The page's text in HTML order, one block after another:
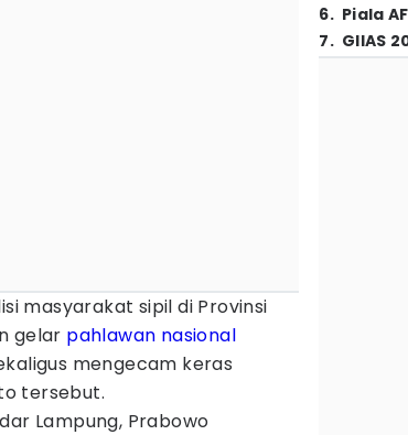
masyarakat sipil di Provinsi
gelar pahlawan nasional
mengecam keras
tersebut.
Lampung, Prabowo
6. Piala
7. GIIAS